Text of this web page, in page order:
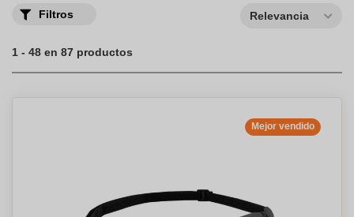
Filtros Relevancia
1 - 48 en 87 productos
Mejor vendido